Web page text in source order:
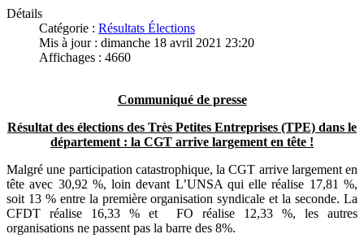
Détails
Catégorie : Résultats Élections
Mis à jour : dimanche 18 avril 2021 23:20
Affichages : 4660
Communiqué de presse
Résultat des élections des Très Petites Entreprises (TPE) dans le
département : la CGT arrive largement en tête !
Malgré une participation catastrophique, la CGT arrive largement en
tête avec 30,92 %, loin devant L’UNSA qui elle réalise 17,81 %,
soit 13 % entre la première organisation syndicale et la seconde. La
CFDT réalise 16,33 % et FO réalise 12,33 %, les autres
organisations ne passent pas la barre des 8%.